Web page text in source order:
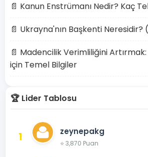
📄 Kanun Enstrümanı Nedir? Kaç
📄 Ukrayna'nın Başkenti Neresidir?
📄 Madencilik Verimliliğini
için Temel Bilgiler
🏆 Lider Tablosu
1 zeynepakg
⭐ 3,870 Puan